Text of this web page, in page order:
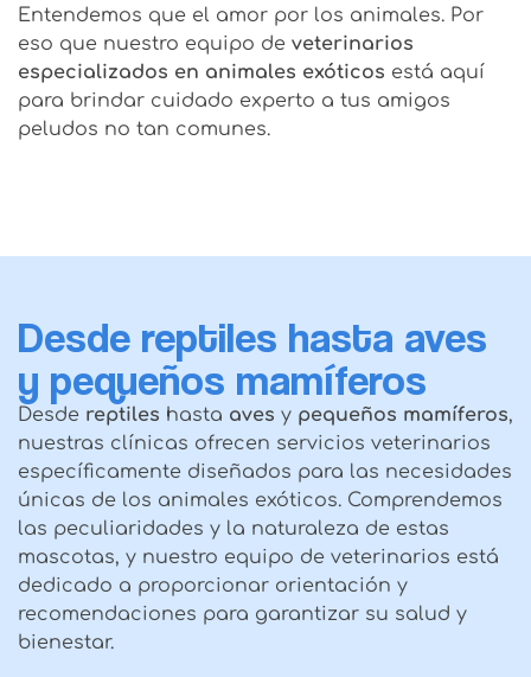
Entendemos que el amor por los animales. Por
eso que nuestro equipo de veterinarios
especializados en animales exóticos está aquí
para brindar cuidado experto a tus amigos
peludos no tan comunes.
Desde reptiles hasta aves
y pequeños mamíferos
Desde reptiles hasta aves y pequeños mamíferos,
nuestras clínicas ofrecen servicios veterinarios
específicamente diseñados para las necesidades
únicas de los animales exóticos. Comprendemos
las peculiaridades y la naturaleza de estas
mascotas, y nuestro equipo de veterinarios está
dedicado a proporcionar orientación y
recomendaciones para garantizar su salud y
bienestar.